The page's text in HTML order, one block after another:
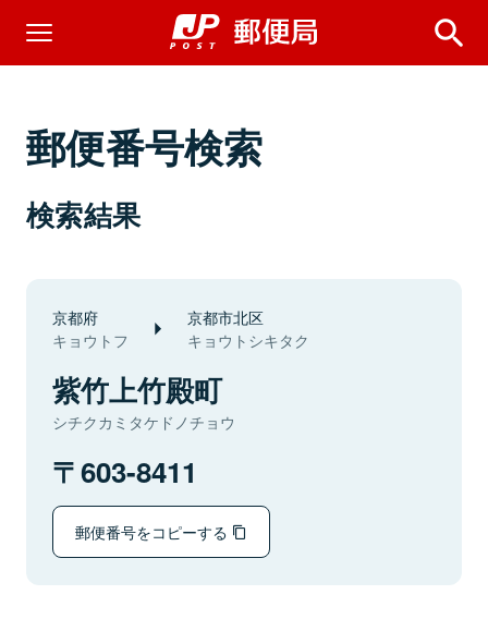
郵便番号検索
検索結果
京都府
キョウトフ
京都市北区
キョウトシキタク
紫竹上竹殿町
シチクカミタケドノチョウ
603-8411
郵便番号をコピーする